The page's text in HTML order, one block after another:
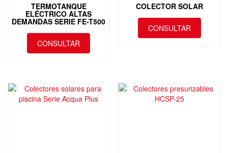
TERMOTANQUE
ELÉCTRICO ALTAS
DEMANDAS SERIE FE-T500
CONSULTAR
múltiples
variantes.
COLECTOR SOLAR
CONSULTAR